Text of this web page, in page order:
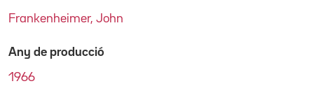
Frankenheimer, John
Any de producció
1966